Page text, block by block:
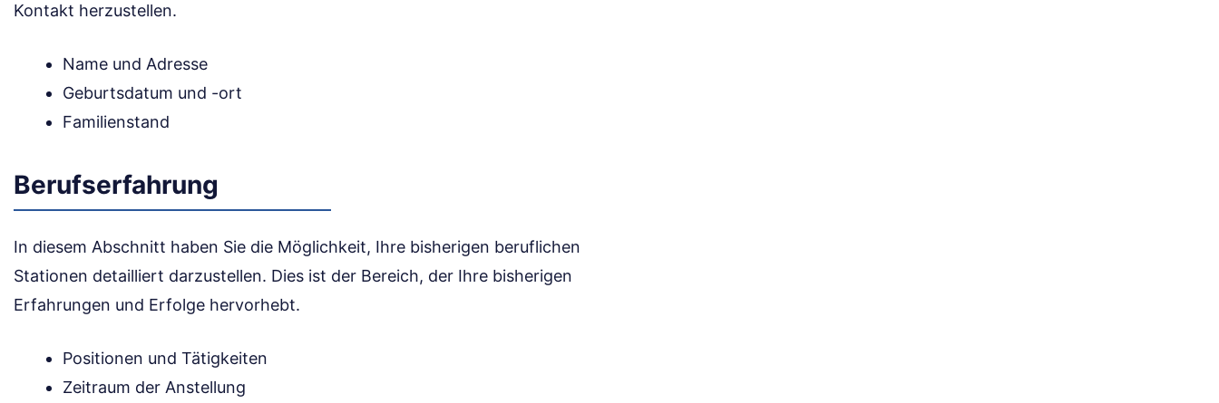
Kontakt herzustellen.
Name und Adresse
Geburtsdatum und -ort
Familienstand
Berufserfahrung
In diesem Abschnitt haben Sie die Möglichkeit, Ihre bisherigen beruflichen
Stationen detailliert darzustellen. Dies ist der Bereich, der Ihre bisherigen
Erfahrungen und Erfolge hervorhebt.
Positionen und Tätigkeiten
Zeitraum der Anstellung